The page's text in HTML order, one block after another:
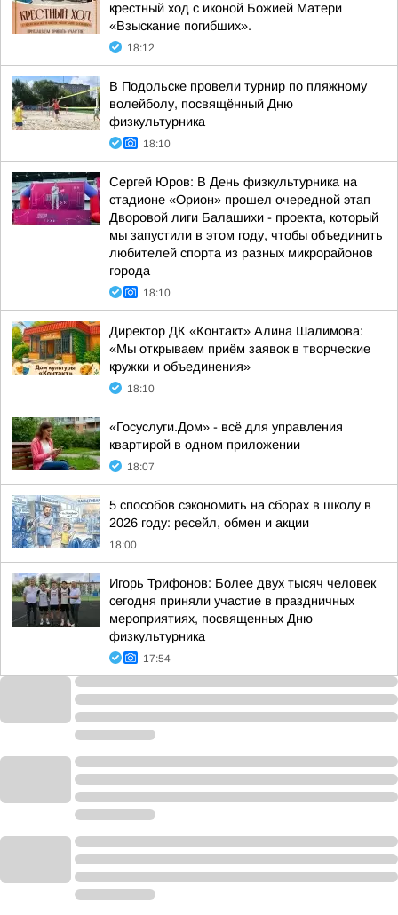
крестный ход с иконой Божией Матери
«Взыскание погибших».
18:12
В Подольске провели турнир по пляжному
волейболу, посвящённый Дню
физкультурника
18:10
Сергей Юров: В День физкультурника на
стадионе «Орион» прошел очередной этап
Дворовой лиги Балашихи - проекта, который
мы запустили в этом году, чтобы объединить
любителей спорта из разных микрорайонов
города
18:10
Директор ДК «Контакт» Алина Шалимова:
«Мы открываем приём заявок в творческие
кружки и объединения»
18:10
«Госуслуги.Дом» - всё для управления
квартирой в одном приложении
18:07
5 способов сэкономить на сборах в школу в
2026 году: ресейл, обмен и акции
18:00
Игорь Трифонов: Более двух тысяч человек
сегодня приняли участие в праздничных
мероприятиях, посвященных Дню
физкультурника
17:54